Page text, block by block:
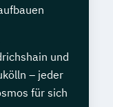
und
– jeder
für sich